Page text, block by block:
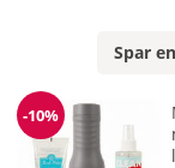
Spar
Rabat
-10%